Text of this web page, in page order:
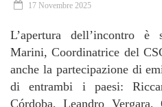
17 Novembre 2025
L’apertura dell’incontro è
Marini, Coordinatrice del
anche la partecipazione di
di entrambi i paesi:
Córdoba, Leandro